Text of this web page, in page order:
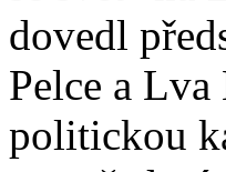
dovedl
Pelce a Lva
politickou